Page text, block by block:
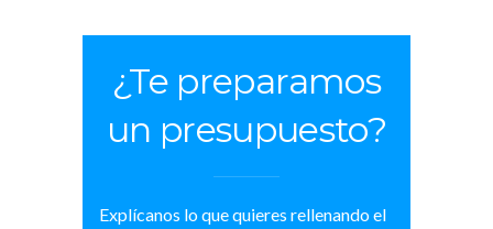
¿Te preparamos
un presupuesto?
Explícanos lo que quieres rellenando el